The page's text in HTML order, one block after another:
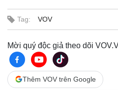
Tag: VOV
Mời quý độc giả theo dõi
Thêm VOV trên Google